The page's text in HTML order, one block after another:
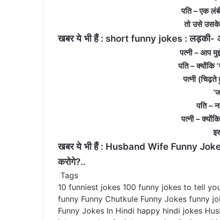
पति – एक
तो उसे उसके
खबर ये भी हैं : short funny jokes : लड़की-
पत्नी – आप
पति – क्योंकि
पत्नी
पति –
पत्नी –
खबर ये भी हैं : Husband Wife Funny Jokes
करोगे?..
Tags
10 funniest jokes 100 funny jokes to tell
funny Funny Chutkule Funny Jokes funny
Funny Jokes In Hindi happy hindi jokes